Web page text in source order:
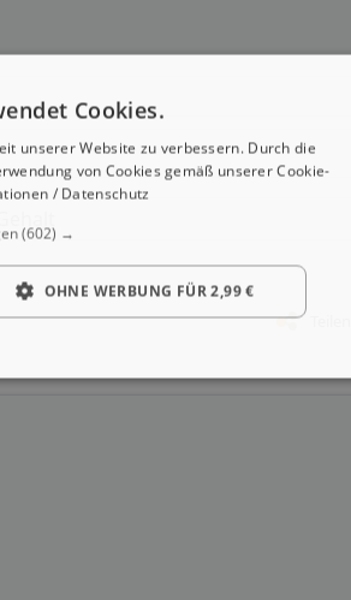
Cookies.
unserer Website zu verbessern. Durch die
von Cookies gemäß unserer Cookie-
/ Datenschutz
(602) →
OHNE WERBUNG FÜR 2,99 €